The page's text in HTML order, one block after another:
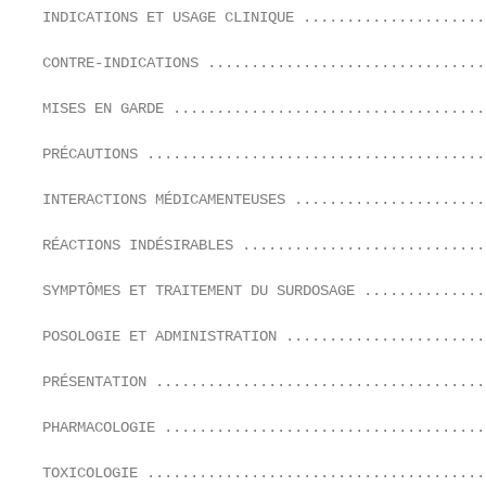
INDICATIONS ET USAGE CLINIQUE
CONTRE-INDICATIONS
MISES EN GARDE
PRÉCAUTIONS
INTERACTIONS MÉDICAMENTEUSES
RÉACTIONS INDÉSIRABLES
SYMPTÔMES ET TRAITEMENT DU
POSOLOGIE ET ADMINISTRATION
PRÉSENTATION
PHARMACOLOGIE
TOXICOLOGIE